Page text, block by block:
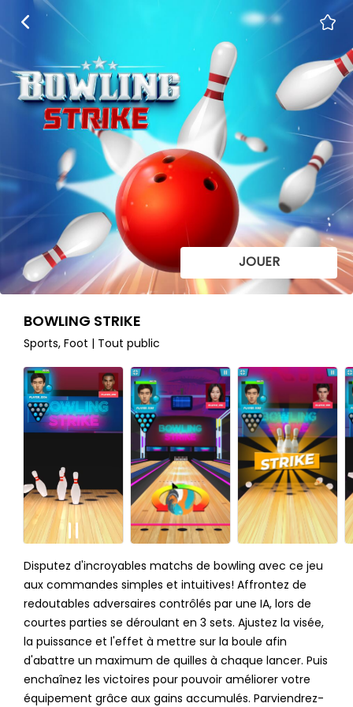
JOUER
BOWLING STRIKE
Sports, Foot | Tout public
Disputez d'incroyables matchs de bowling avec ce jeu
aux commandes simples et intuitives! Affrontez de
redoutables adversaires contrôlés par une IA, lors de
courtes parties se déroulant en 3 sets. Ajustez la visée,
la puissance et l'effet à mettre sur la boule afin
d'abattre un maximum de quilles à chaque lancer. Puis
enchaînez les victoires pour pouvoir améliorer votre
équipement grâce aux gains accumulés. Parviendrez-